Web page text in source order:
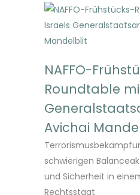
NAFFO-
Roundtable
Avichai
schwierigen
und Sicherheit in
Rechtsstaat